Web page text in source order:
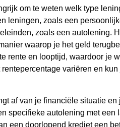
om te weten welk type
leningen, zoals een
zoals een autolening.
waarop je het geld
rente en looptijd, waardoor je
variëren en
af van je financiële situatie en
specifieke autolening met een
een doorlopend krediet een